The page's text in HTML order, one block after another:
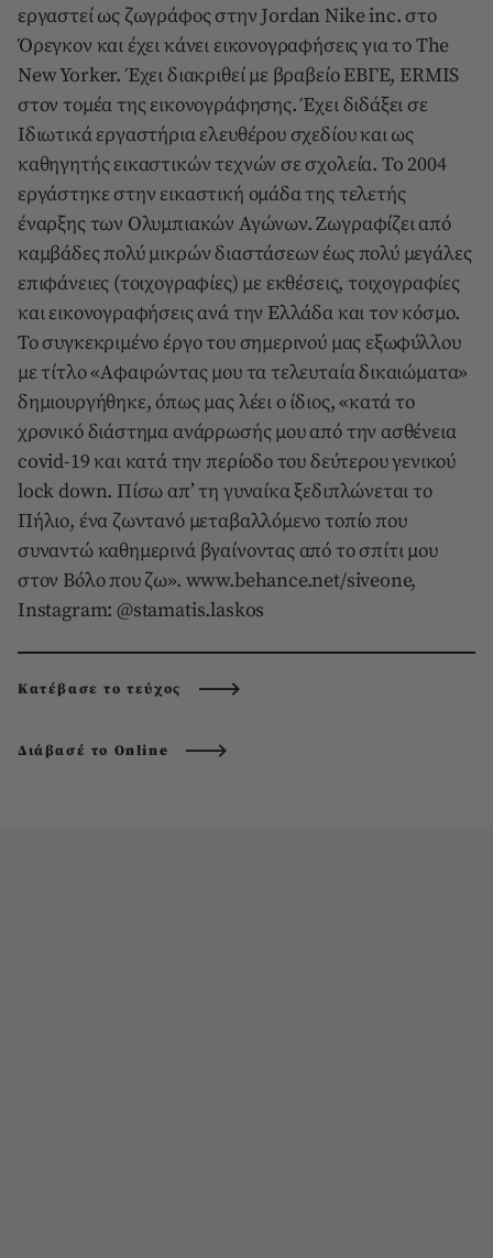
εργαστεί ως ζωγράφος στην Jordan Nike inc. στο
Όρεγκον και έχει κάνει εικονογραφήσεις για το The
New Yorker. Έχει διακριθεί με βραβείο ΕΒΓΕ, ERMIS
στον τομέα της εικονογράφησης. Έχει διδάξει σε
Ιδιωτικά εργαστήρια ελευθέρου σχεδίου και ως
καθηγητής εικαστικών τεχνών σε σχολεία. To 2004
εργάστηκε στην εικαστική ομάδα της τελετής
έναρξης των Ολυμπιακών Αγώνων. Ζωγραφίζει από
καμβάδες πολύ μικρών διαστάσεων έως πολύ μεγάλες
επιφάνειες (τοιχογραφίες) με εκθέσεις, τοιχογραφίες
και εικονογραφήσεις ανά την Ελλάδα και τον κόσμο.
Το συγκεκριμένο έργο του σημερινού μας εξωφύλλου
με τίτλο «Αφαιρώντας μου τα τελευταία δικαιώματα»
δημιουργήθηκε, όπως μας λέει ο ίδιος, «κατά το
χρονικό διάστημα ανάρρωσής μου από την ασθένεια
covid-19 και κατά την περίοδο του δεύτερου γενικού
lock down. Πίσω απ’ τη γυναίκα ξεδιπλώνεται το
Πήλιο, ένα ζωντανό μεταβαλλόμενο τοπίο που
συναντώ καθημερινά βγαίνοντας από το σπίτι μου
στον Βόλο που ζω». www.behance.net/siveone,
Instagram:@stamatis.laskos
Κατέβασε το τεύχος
Διάβασέ το Online